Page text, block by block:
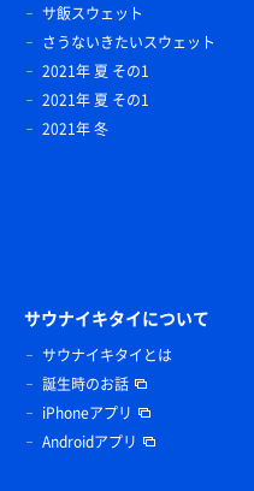
サ飯スウェット
さうないきたいスウェット
2021年 夏 その1
2021年 夏 その1
2021年 冬
サウナイキタイについて
サウナイキタイとは
誕生時のお話
iPhoneアプリ
Androidアプリ